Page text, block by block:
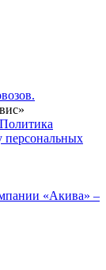
Политика
персональных
«Акива» –